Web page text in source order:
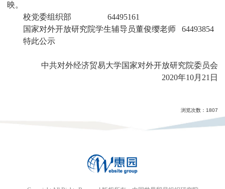
映。
校党委组织部 64495161
国家对外开放研究院学生辅导员董俊缨老师 64493854
特此公示
中共对外经济贸易大学国家对外开放研究院委员会
2020年10月21日
浏览次数： 1807